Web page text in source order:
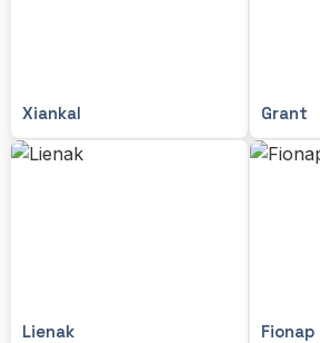
Xiankal Grant
Lienak Fionap